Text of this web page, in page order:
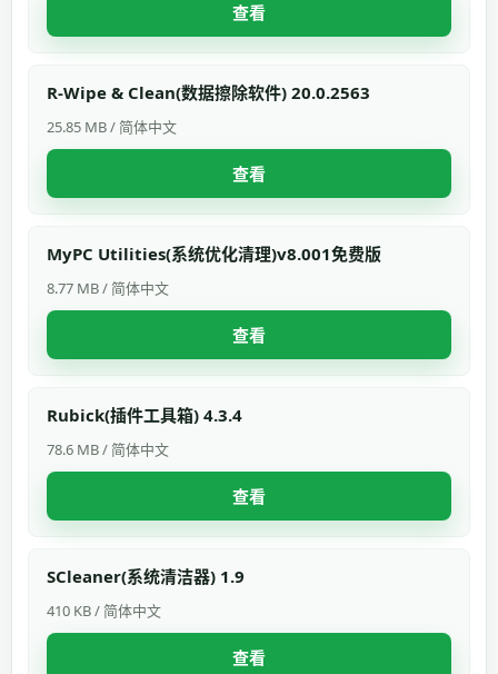
查看
R-Wipe & Clean(数据擦除软件) 20.0.2563
25.85 MB / 简体中文
查看
MyPC Utilities(系统优化清理)v8.001免费版
8.77 MB / 简体中文
查看
Rubick(插件工具箱) 4.3.4
78.6 MB / 简体中文
查看
SCleaner(系统清洁器) 1.9
410 KB / 简体中文
查看